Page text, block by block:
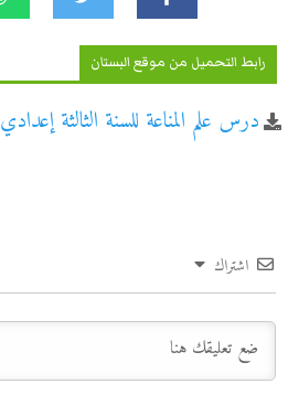
رابط التحميل من موقع البستان
درس علم المناعة للسنة الثالثة إعدادي
اشتراك